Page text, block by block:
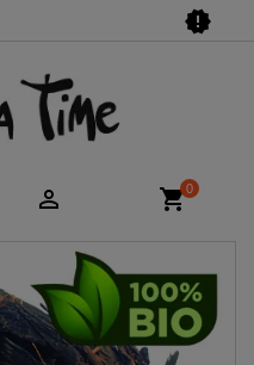
new_releases
 shopping_cart0